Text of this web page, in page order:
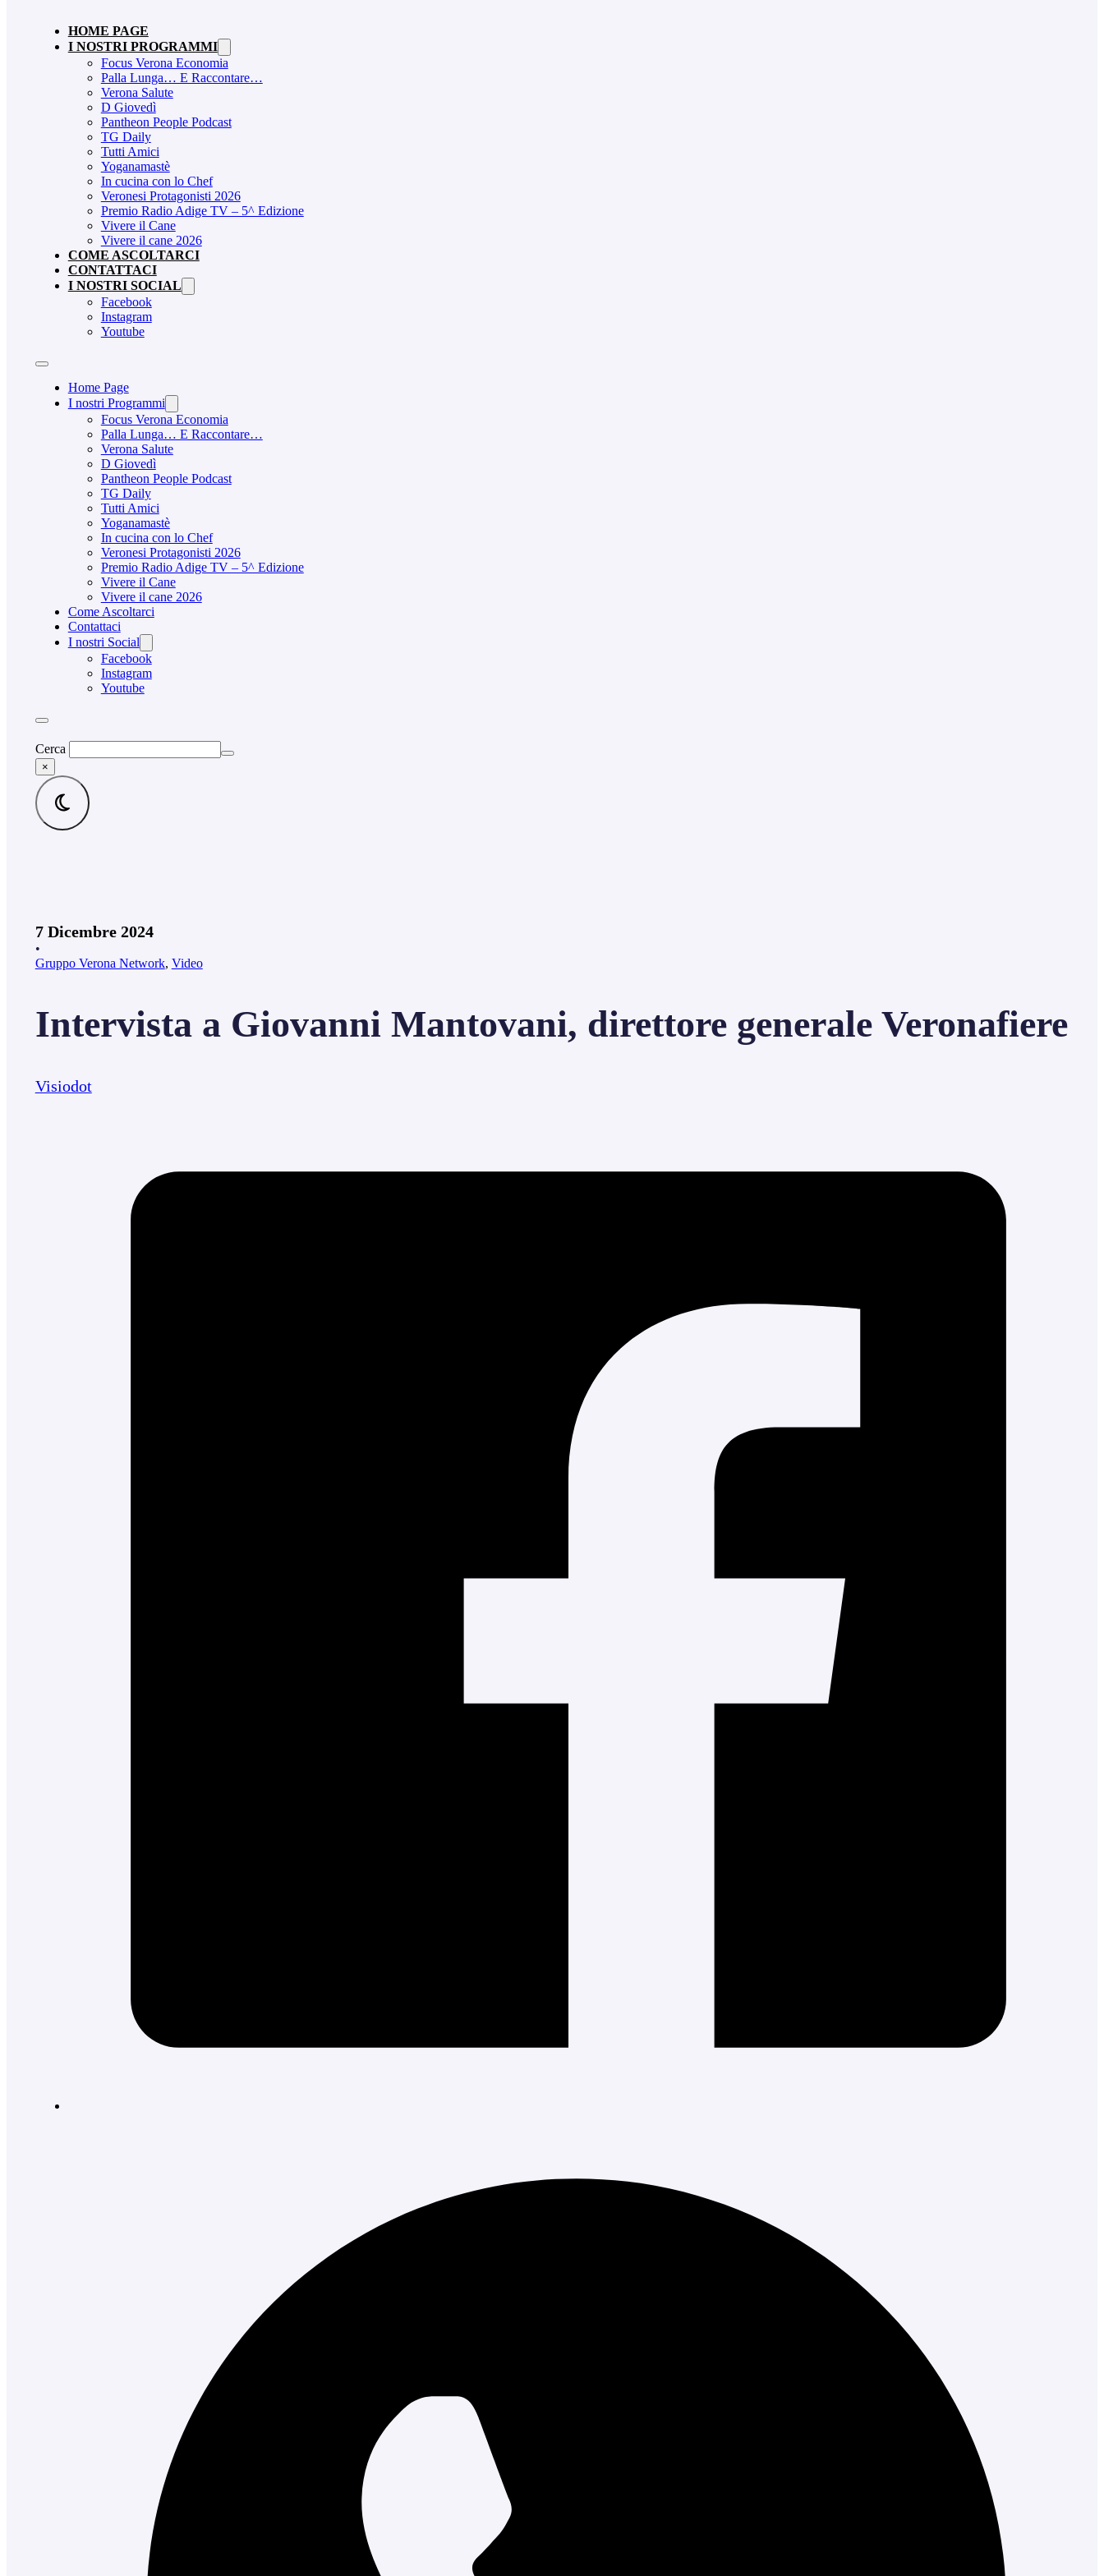
HOME PAGE
I NOSTRI PROGRAMMI
Focus Verona Economia
Palla Lunga… E Raccontare…
Verona Salute
D Giovedì
Pantheon People Podcast
TG Daily
Tutti Amici
Yoganamastè
In cucina con lo Chef
Veronesi Protagonisti 2026
Premio Radio Adige TV – 5^ Edizione
Vivere il Cane
Vivere il cane 2026
COME ASCOLTARCI
CONTATTACI
I NOSTRI SOCIAL
Facebook
Instagram
Youtube
Home Page
I nostri Programmi
Focus Verona Economia
Palla Lunga… E Raccontare…
Verona Salute
D Giovedì
Pantheon People Podcast
TG Daily
Tutti Amici
Yoganamastè
In cucina con lo Chef
Veronesi Protagonisti 2026
Premio Radio Adige TV – 5^ Edizione
Vivere il Cane
Vivere il cane 2026
Come Ascoltarci
Contattaci
I nostri Social
Facebook
Instagram
Youtube
Cerca
×
7 Dicembre 2024
•
Gruppo Verona Network, Video
Intervista a Giovanni Mantovani, direttore generale Veronafiere
Visiodot